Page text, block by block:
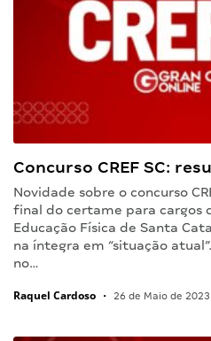
Concurso CREF SC:
Novidade sobre o concurso
final do certame para cargos
Educação Física de Santa
na íntegra em “situação
no…
Raquel Cardoso • 26 de Maio de 2023